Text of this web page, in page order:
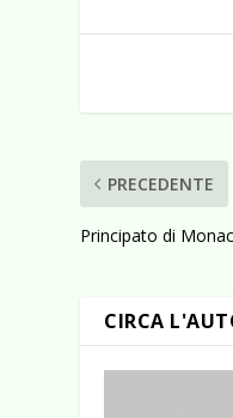
PRECEDENTE
Principato di
CIRCA